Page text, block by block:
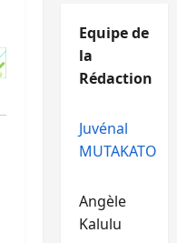
Equipe de
la
Rédaction
Juvénal
MUTAKATO
Angèle
Kalulu